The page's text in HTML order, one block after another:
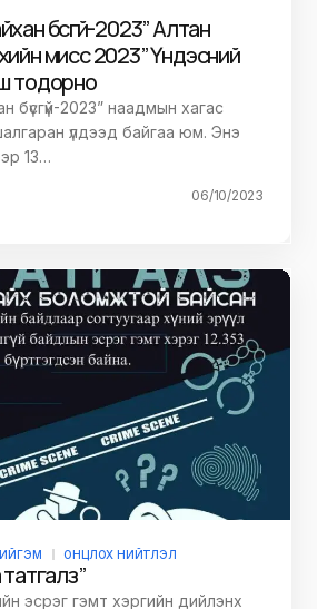
бүсгүй-2023” Алтан
мисс 2023” Үндэсний
тодорно
бүсгүй-2023” наадмын хагас
үлдээд байгаа юм. Энэ
13…
06/10/2023
ОНЦЛОХ НИЙТЛЭЛ
эсрэг гэмт хэргийн дийлэнх